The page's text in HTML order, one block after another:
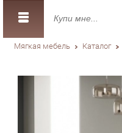
Мягкая мебель Каталог